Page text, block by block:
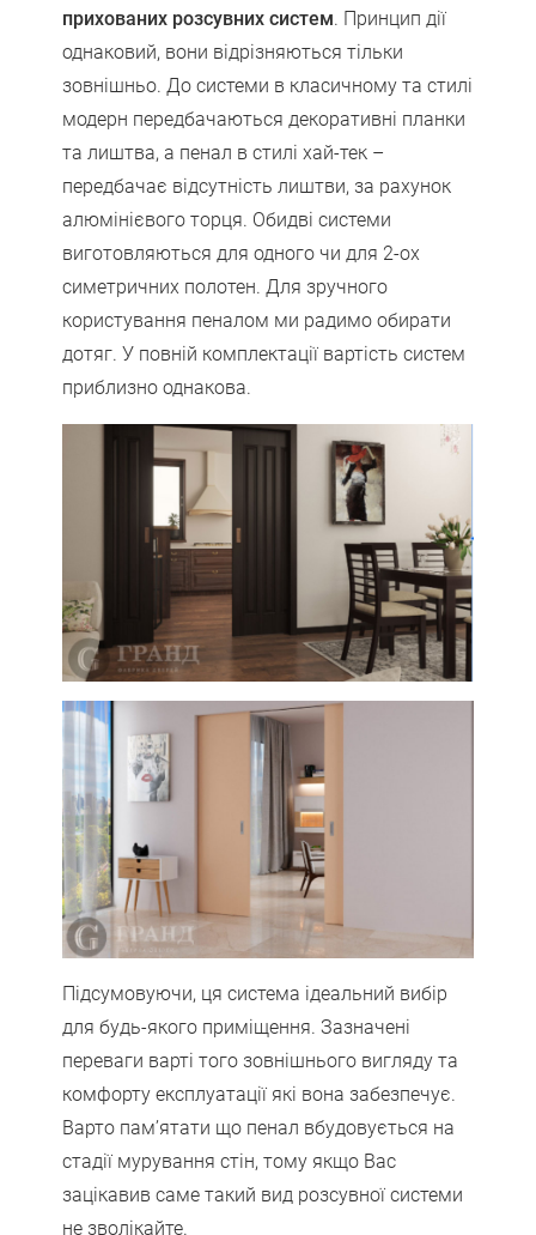
прихованих розсувних систем. Принцип дії
однаковий, вони відрізняються тільки
зовнішньо. До системи в класичному та стилі
модерн передбачаються декоративні планки
та лиштва, а пенал в стилі хай-тек –
передбачає відсутність лиштви, за рахунок
алюмінієвого торця. Обидві системи
виготовляються для одного чи для 2-ох
симетричних полотен. Для зручного
користування пеналом ми радимо обирати
дотяг. У повній комплектації вартість систем
приблизно однакова.
Підсумовуючи, ця система ідеальний вибір
для будь-якого приміщення. Зазначені
переваги варті того зовнішнього вигляду та
комфорту експлуатації які вона забезпечує.
Варто пам’ятати що пенал вбудовується на
стадії мурування стін, тому якщо Вас
зацікавив саме такий вид розсувної системи
не зволікайте.